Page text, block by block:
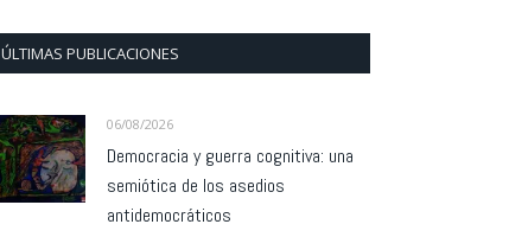
ÚLTIMAS PUBLICACIONES
06/08/2026
Democracia y guerra cognitiva: una
semiótica de los asedios
antidemocráticos